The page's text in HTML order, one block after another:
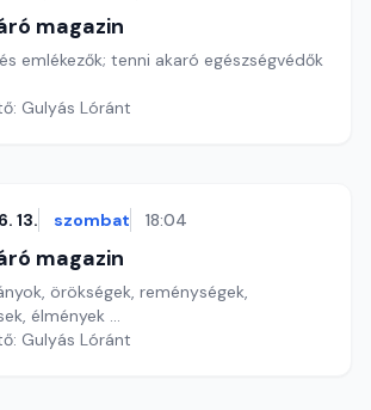
magazin
emlékezők; tenni akaró egészségvédők
Gulyás Lóránt
13. szombat 18:04
magazin
örökségek, reménységek,
élmények ...
Gulyás Lóránt